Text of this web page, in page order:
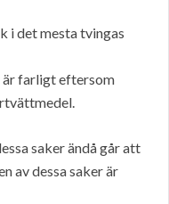
i det mesta tvingas
är farligt eftersom
saker ändå går att
av dessa saker är